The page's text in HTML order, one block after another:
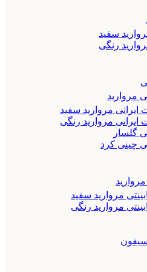
سفید
رنگی
مروارید
ایرانی مروارید سفید
ایرانی مروارید رنگی
گلسار
چینی کرد
مروارید سفید
مروارید رنگی